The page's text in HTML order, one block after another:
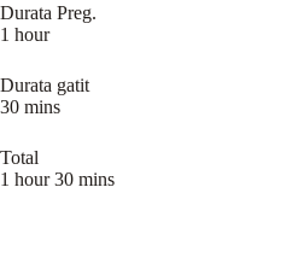
Durata Preg.
1 hour
Durata gatit
30 mins
Total
1 hour 30 mins